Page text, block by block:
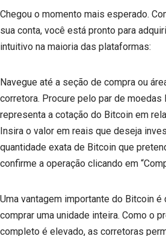
Chegou o momento mais esperado.
sua conta, você está pronto para
intuitivo na maioria das plataformas:
Navegue até a seção de compra ou
corretora. Procure pelo par de moedas
representa a cotação do Bitcoin em
Insira o valor em reais que deseja
quantidade exata de Bitcoin que
confirme a operação clicando em
Uma vantagem importante do Bitcoin
comprar uma unidade inteira. Como o
completo é elevado, as corretoras